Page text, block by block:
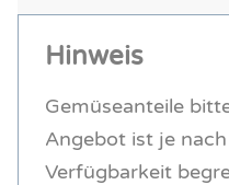
Hinweis
Gemüseanteile
Angebot ist je
Verfügbarkeit